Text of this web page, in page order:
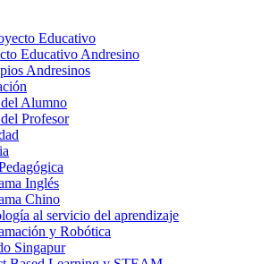
Educativo
Educativo Andresino
Andresinos
Alumno
Profesor
Inglés
Chino
al servicio del aprendizaje
y Robótica
Singapur